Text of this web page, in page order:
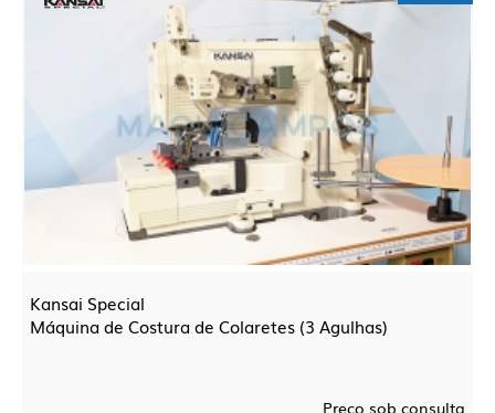
Kansai Special
Máquina de Costura de Colaretes (3 Agulhas)
Preço sob consulta